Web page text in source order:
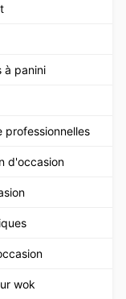
à panini
professionnelles
d'occasion
wok